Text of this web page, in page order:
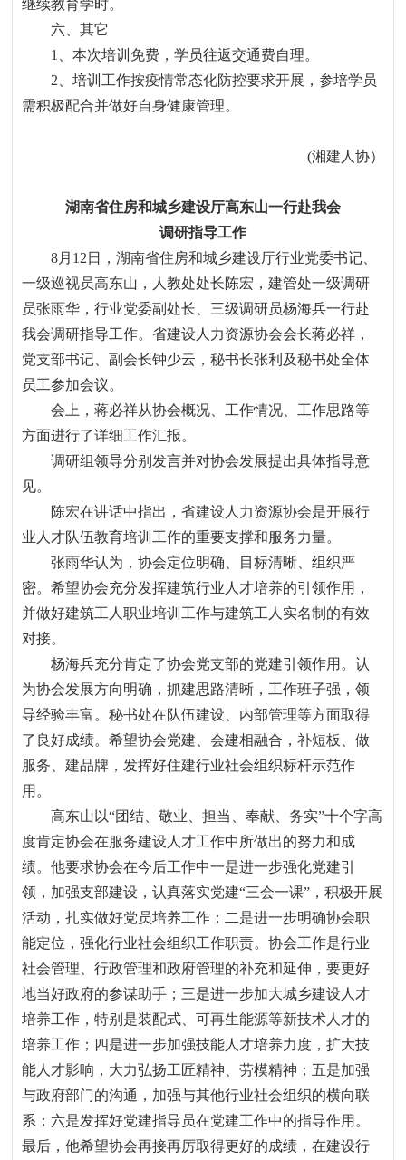
继续教育学时。
六、其它
1、本次培训免费，学员往返交通费自理。
2、培训工作按疫情常态化防控要求开展，参培学员
需积极配合并做好自身健康管理。
(湘建人协）
湖南省住房和城乡建设厅高东山一行赴我会
调研指导工作
8月 12 日，湖南省住房和城乡建设厅行业党委书记、
一级巡视员高东山，人教处处长陈宏，建管处一级调研
员张雨华，行业党委副处长、三级调研员杨海兵一行赴
我会调研指导工作。省建设人力资源协会会长蒋必祥，
党支部书记、副会长钟少云，秘书长张利及秘书处全体
员工参加会议。
会上，蒋必祥从协会概况、工作情况、工作思路等
方面进行了详细工作汇报。
调研组领导分别发言并对协会发展提出具体指导意
见。
陈宏在讲话中指出，省建设人力资源协会是开展行
业人才队伍教育培训工作的重要支撑和服务力量。
张雨华认为，协会定位明确、目标清晰、组织严
密。希望协会充分发挥建筑行业人才培养的引领作用，
并做好建筑工人职业培训工作与建筑工人实名制的有效
对接。
杨海兵充分肯定了协会党支部的党建引领作用。认
为协会发展方向明确，抓建思路清晰，工作班子强，领
导经验丰富。秘书处在队伍建设、内部管理等方面取得
了良好成绩。希望协会党建、会建相融合，补短板、做
服务、建品牌，发挥好住建行业社会组织标杆示范作
用。
高东山以“团结、敬业、担当、奉献、务实”十个字高
度肯定协会在服务建设人才工作中所做出的努力和成
绩。他要求协会在今后工作中一是进一步强化党建引
领，加强支部建设，认真落实党建“三会一课”，积极开展
活动，扎实做好党员培养工作；二是进一步明确协会职
能定位，强化行业社会组织工作职责。协会工作是行业
社会管理、行政管理和政府管理的补充和延伸，要更好
地当好政府的参谋助手；三是进一步加大城乡建设人才
培养工作，特别是装配式、可再生能源等新技术人才的
培养工作；四是进一步加强技能人才培养力度，扩大技
能人才影响，大力弘扬工匠精神、劳模精神；五是加强
与政府部门的沟通，加强与其他行业社会组织的横向联
系；六是发挥好党建指导员在党建工作中的指导作用。
最后，他希望协会再接再厉取得更好的成绩，在建设行